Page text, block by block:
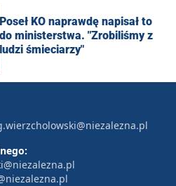
Poseł KO naprawdę napisał to
do ministerstwa. "Zrobiliśmy z
ludzi śmieciarzy"